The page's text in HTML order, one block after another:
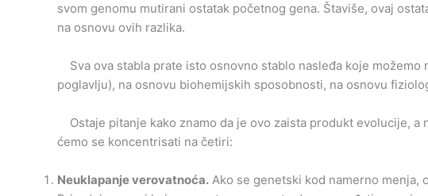
svom genomu mutirani ostatak početnog gena. Štaviše, ovaj
na osnovu ovih razlika.
Sva ova stabla prate isto osnovno stablo nasleđa koje
poglavlju), na osnovu biohemijskih sposobnosti, na osnovu
Ostaje pitanje kako znamo da je ovo zaista produkt evolucije,
ćemo se koncentrisati na četiri:
Neuklapanje verovatnoća. Ako se genetski kod namerno menja,